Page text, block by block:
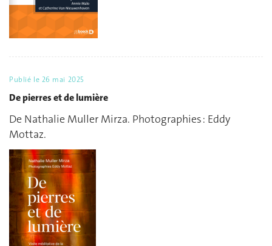
Publié le 26 mai 2025
De pierres et de lumière
De Nathalie Muller Mirza. Photographies : Eddy
Mottaz.